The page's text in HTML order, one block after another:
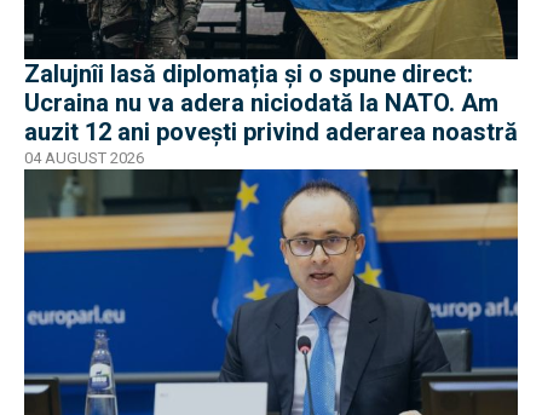
Zalujnîi lasă diplomația și o spune direct:
Ucraina nu va adera niciodată la NATO. Am
auzit 12 ani povești privind aderarea noastră
04 AUGUST 2026